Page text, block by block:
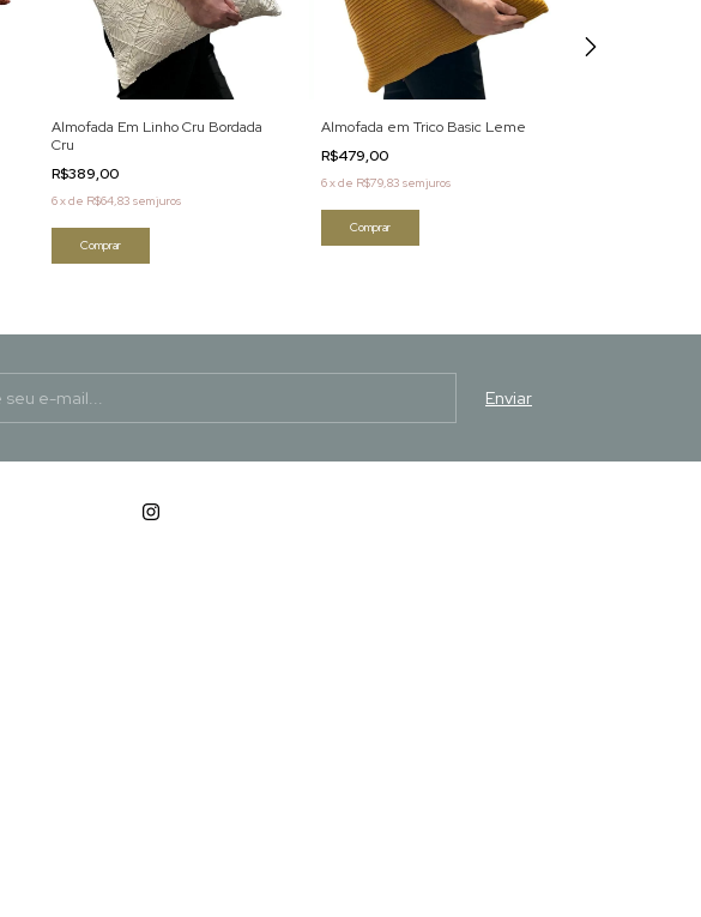
Almofada Em Linho Cru Bordada
Cru
R$389,00
6xde R$64,83 sem juros
Almofada em Trico Basic Leme
R$479,00
6xde R$79,83 sem juros